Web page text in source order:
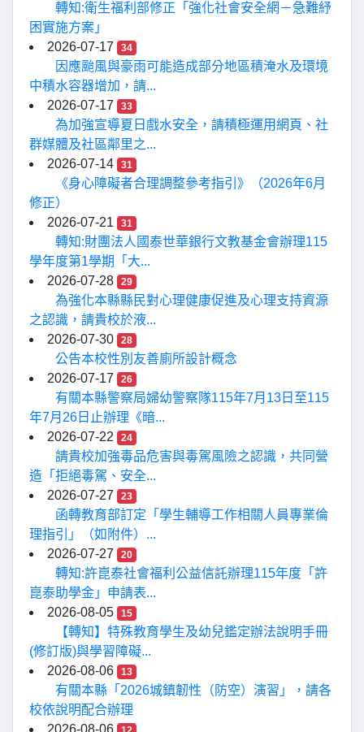
轉知:衛生福利部修正「強化社會安全網－急難紓
困實施方案」
2026-07-17
34
因應颱風與豪雨可能造成部分地區積淹水及環境
中積水容器增加，請...
2026-07-17
33
為加強宣導夏日戲水安全，請積極運用網頁、社
群媒體及社區鄰里之...
2026-07-14
31
《身心障礙者合理調整參考指引》（2026年6月
修正）
2026-07-21
31
轉知:財團法人國泰世華銀行文教基金會辦理115
學年度第1學期「大...
2026-07-28
29
為強化本縣縣民對心理健康促進及心理支持資源
之認識，請貴校於液...
2026-07-30
28
公告本校性別友善廁所設計概念
2026-07-17
26
有關本縣警察局婦幼警察隊115年7月13日至115
年7月26日止辦理《暗...
2026-07-22
24
請貴校加強毒品危害與毒駕風險之認識，共同營
造「拒絕毒駕、安全...
2026-07-27
23
函轉教育部訂定「學生輔導工作相關人員專業倫
理指引」（如附件）...
2026-07-27
20
轉知:許崑泰社會福利公益信託辦理115年度「許
崑泰助學金」申請表...
2026-08-05
15
【轉知】特殊教育學生及幼兒鑑定辦法說明手冊
(修訂版)與學習障礙...
2026-08-06
13
有關本縣「2026城鎮韌性（防空）演習」，請各
校依說明配合辦理
2026-08-06